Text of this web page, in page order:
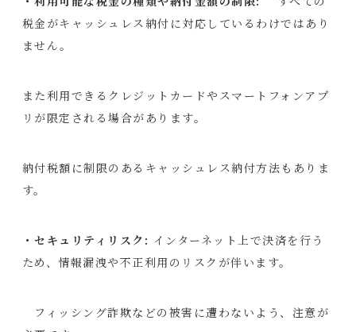
税金がキャッシュレス納付に対応しているわけではあり
ません。
また利用できるクレジットカードやスマートフォンアプ
リが限定される場合があります。
納付税額に制限のあるキャッシュレス納付方法もありま
す。
・セキュリティリスク: インターネット上で決済を行う
ため、情報漏洩や不正利用のリスクが伴います。
フィッシング詐欺などの被害に遭わないよう、注意が